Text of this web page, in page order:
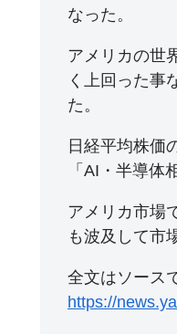
なった。
アメリカの世
く上回った事
た。
日経平均株価
「AI・半導体
アメリカ市場
も波及して市
全文はソース
https://